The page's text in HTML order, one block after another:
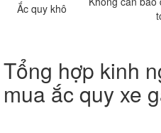
Ắc quy khô
Tổng hợp kinh
mua ắc quy xe